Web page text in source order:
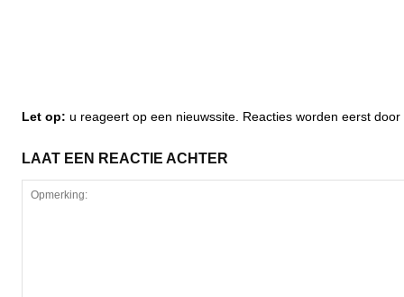
Let op: u reageert op een nieuwssite. Reacties worden eerst
LAAT EEN REACTIE ACHTER